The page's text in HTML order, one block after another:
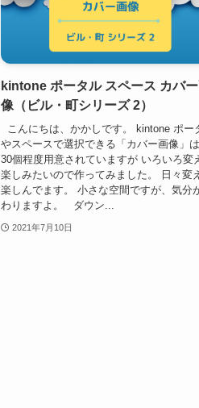
kintone ポータル スペース カバ
像（ビル・町シリーズ 2）
こんにちは、かかしです。 kintone ポー
やスペースで選択できる「カバー画像」
30個程度用意されていますが いろいろ変
楽しみたいので作ってみました。 日々変
楽しんでます。 小さな空間ですが、気分
わりますよ。 ダウン...
2021年7月10日